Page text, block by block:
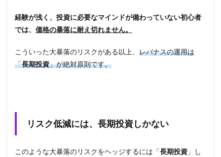
経験が浅く、投資に必要なマインドが備わっていない初心者
では、 価格の暴落に耐え切れません。
こういった大暴落のリスクがある以上、 レバナスの運用は
「長期投資」が絶対原則です。
リスク低減には、長期投資しかない
このような大暴落のリスクをヘッジするには「長期投資 」し